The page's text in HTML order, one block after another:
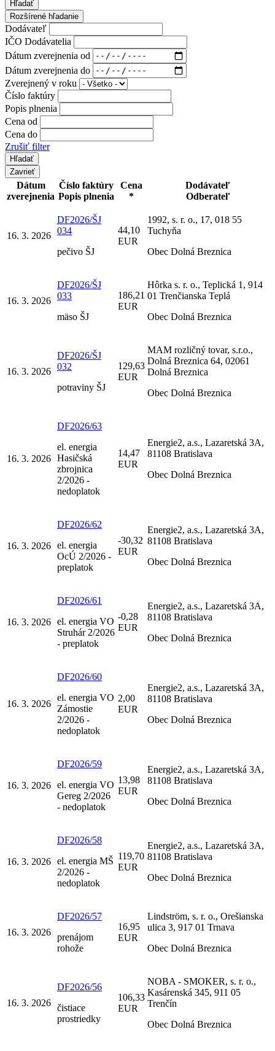
Hľadať
Rozšírené hľadanie
Dodávateľ
IČO Dodávatelia
Dátum zverejnenia od
Dátum zverejnenia do
Zverejnený v roku
Číslo faktúry
Popis plnenia
Cena od
Cena do
Zrušiť filter
Zavrieť
Dátum
zverejnenia
Číslo faktúry
Popis plnenia
Cena
*
Dodávateľ
Odberateľ
16. 3. 2026
DF2026/ŠJ
034
pečivo ŠJ
44,10
EUR
1992, s. r. o., 17, 018 55
Tuchyňa
Obec Dolná Breznica
16. 3. 2026
DF2026/ŠJ
033
mäso ŠJ
186,21
EUR
Hôrka s. r. o., Teplická 1, 914
01 Trenčianska Teplá
Obec Dolná Breznica
16. 3. 2026
DF2026/ŠJ
032
potraviny ŠJ
129,63
EUR
MAM rozličný tovar, s.r.o.,
Dolná Breznica 64, 02061
Dolná Breznica
Obec Dolná Breznica
16. 3. 2026
DF2026/63
el. energia
Hasičská
zbrojnica
2/2026 -
nedoplatok
14,47
EUR
Energie2, a.s., Lazaretská 3A,
81108 Bratislava
Obec Dolná Breznica
16. 3. 2026
DF2026/62
el. energia
OcÚ 2/2026 -
preplatok
-30,32
EUR
Energie2, a.s., Lazaretská 3A,
81108 Bratislava
Obec Dolná Breznica
16. 3. 2026
DF2026/61
el. energia VO
Struhár 2/2026
- preplatok
-0,28
EUR
Energie2, a.s., Lazaretská 3A,
81108 Bratislava
Obec Dolná Breznica
16. 3. 2026
DF2026/60
el. energia VO
Zámostie
2/2026 -
nedoplatok
2,00
EUR
Energie2, a.s., Lazaretská 3A,
81108 Bratislava
Obec Dolná Breznica
16. 3. 2026
DF2026/59
el. energia VO
Gereg 2/2026
- nedoplatok
13,98
EUR
Energie2, a.s., Lazaretská 3A,
81108 Bratislava
Obec Dolná Breznica
16. 3. 2026
DF2026/58
el. energia MŠ
2/2026 -
nedoplatok
119,70
EUR
Energie2, a.s., Lazaretská 3A,
81108 Bratislava
Obec Dolná Breznica
16. 3. 2026
DF2026/57
prenájom
rohože
16,95
EUR
Lindström, s. r. o., Orešianska
ulica 3, 917 01 Trnava
Obec Dolná Breznica
16. 3. 2026
DF2026/56
čistiace
prostriedky
106,33
EUR
NOBA - SMOKER, s. r. o.,
Kasárenská 345, 911 05
Trenčín
Obec Dolná Breznica